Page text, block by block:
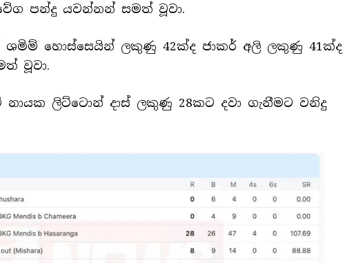
වේග පන්දු යවන්නන් සමත් වූවා.
ශමිම් හොස්සෙයින් ලකුණු 42ක්ද ජාකර් අලි ලකුණු 41ක්ද
වූවා.
නායක ලිට්ටොන් දාස් ලකුණු 28කට දවා ගැනීමට වනිදු